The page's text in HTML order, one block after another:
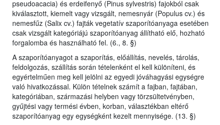
pseudoacacia) és erdeifenyő (Pinus sylvestris) fajokból csak
kiválasztott, kiemelt vagy vizsgált, nemesnyár (Populus cv.) és
nemesfűz (Salix cv.) fajták vegetatív szaporítóanyaga esetében
csak vizsgált kategóriájú szaporítóanyag állítható elő, hozható
forgalomba és használható fel. (6., 8. §)
A szaporítóanyagot a szaporítás, előállítás, nevelés, tárolás,
feldolgozás, szállítás során tételenként el kell különíteni, és
egyértelműen meg kell jelölni az egyedi jóváhagyási egységre
való hivatkozással. Külön tételnek számít a fajban, fajtában,
kategóriában, származási helyben vagy törzsültetvényben,
gyűjtési vagy termési évben, korban, választékban eltérő
szaporítóanyag egy egységként kezelt mennyisége. (13. §)